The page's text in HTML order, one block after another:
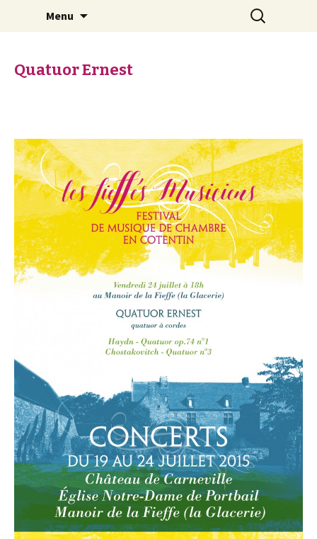
Musique de Chambre en
Cotentin
Menu Rechercher :
Quatuor Ernest